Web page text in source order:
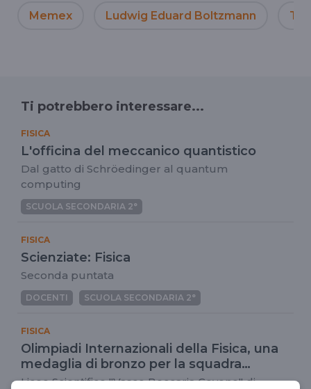
Memex Ludwig Eduard Boltzmann
Ti potrebbero interessare...
FISICA
L'officina del meccanico quantistico
Dal gatto di Schröedinger al quantum
computing
SCUOLA SECONDARIA 2°
FISICA
Scienziate: Fisica
Seconda puntata
DOCENTI SCUOLA SECONDARIA 2°
FISICA
Olimpiadi Internazionali della Fisica, una
medaglia di bronzo per la squadra
italiana
Liceo Scientifico "Vasco Beccaria Govone" di